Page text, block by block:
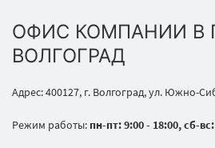
ОФИС КОМПАНИИ В
ВОЛГОГРАД
Адрес: 400127, г. Волгоград, ул. Южно-
Режим работы: пн-пт: 9:00 - 18:00, сб-